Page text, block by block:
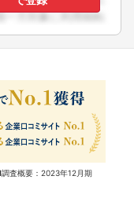
査概要：2023年12月期